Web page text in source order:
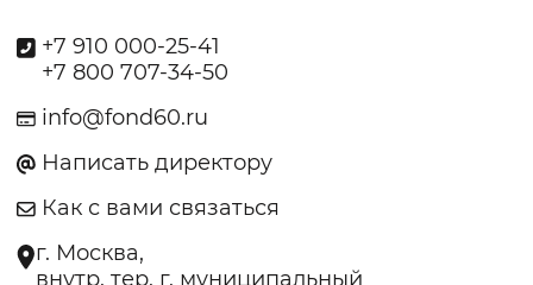
+7 910 000-25-41
+7 800 707-34-50
info@fond60.ru
Написать директору
Как с вами связаться
г. Москва,
внутр. тер. г. муниципальный